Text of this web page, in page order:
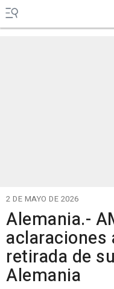
2 DE MAYO DE 2026
Alemania.-
aclaraciones
retirada de
Alemania